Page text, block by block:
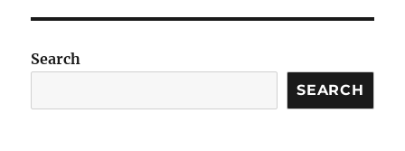
Search
SEARCH